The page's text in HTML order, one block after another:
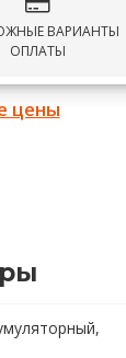
ВАРИАНТЫ
ОПЛАТЫ
цены